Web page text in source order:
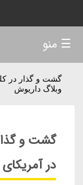
گشت و گذار در
وبلاگ داریوش
گشت و
در
☰ منو